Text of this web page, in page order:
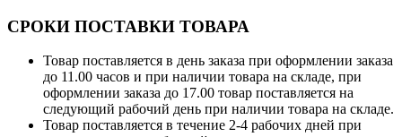
СРОКИ ПОСТАВКИ ТОВАРА
Товар поставляется в день заказа при оформлении заказа
до 11.00 часов и при наличии товара на складе, при
оформлении заказа до 17.00 товар поставляется на
следующий рабочий день при наличии товара на складе.
Товар поставляется в течение 2-4 рабочих дней при